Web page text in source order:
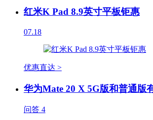
红米K Pad 8.9英寸平板钜惠
07.18
优惠直达 >
华为Mate 20 X 5G版和普通版
问答 4